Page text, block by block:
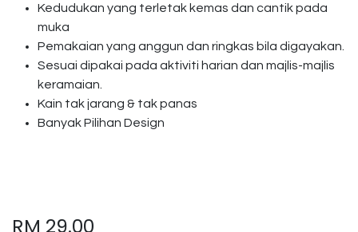
Kedudukan yang terletak kemas dan cantik pada
muka
Pemakaian yang anggun dan ringkas bila digayakan.
Sesuai dipakai pada aktiviti harian dan majlis-majlis
keramaian.
Kain tak jarang & tak panas
Banyak Pilihan Design
RM 29.00